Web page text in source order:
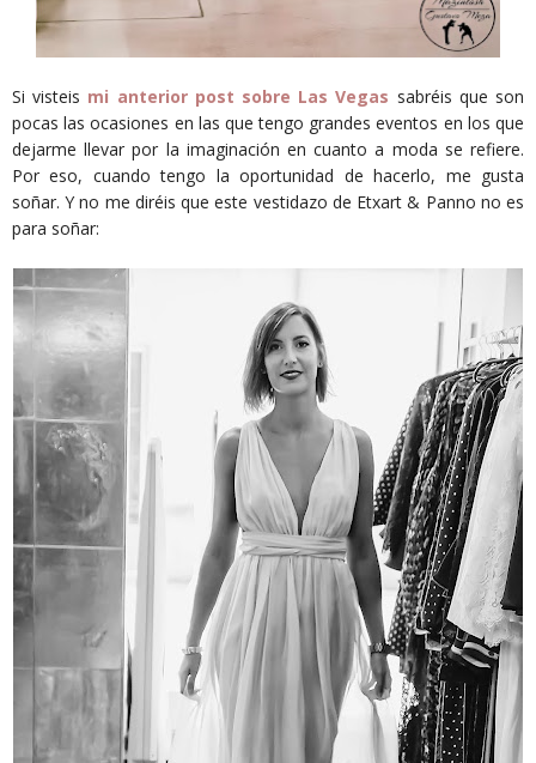
Si visteis mi anterior post sobre Las Vegas sabréis que son
pocas las ocasiones en las que tengo grandes eventos en los que
dejarme llevar por la imaginación en cuanto a moda se refiere.
Por eso, cuando tengo la oportunidad de hacerlo, me gusta
soñar. Y no me diréis que este vestidazo de Etxart & Panno no es
para soñar: